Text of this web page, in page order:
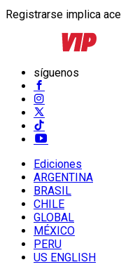
Registrarse implica
síguenos
Ediciones
ARGENTINA
BRASIL
CHILE
GLOBAL
MÉXICO
PERU
US ENGLISH